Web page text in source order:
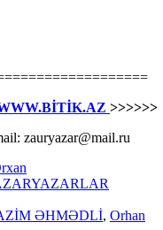
>>>>>>
zauryazar@mail.ru
YAZARLAR
ƏHMƏDLİ, Orhan